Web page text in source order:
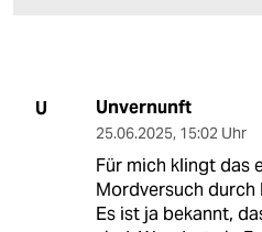
U Unvernunft
25.06.2025, 15:02 Uhr
Für mich klingt das
Mordversuch durch
Es ist ja bekannt,